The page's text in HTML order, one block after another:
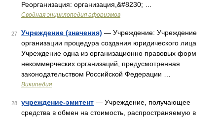
Реорганизация: организация,&#8230; …
Сводная энциклопедия афоризмов
27 Учреждение (значения) — Учреждение: Учреждение
организации процедура создания юридического лица
Учреждение одна из организационно правовых форм
некоммерческих организаций, предусмотренная
законодательством Российской Федерации …
Википедия
28 учреждение-эмитент — Учреждение, получающее
средства в обмен на стоимость, распространяемую в